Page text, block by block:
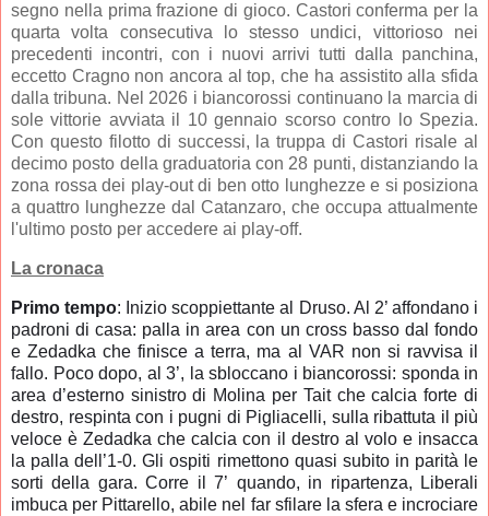
segno nella prima frazione di gioco. Castori conferma per la
quarta volta consecutiva lo stesso undici, vittorioso nei
precedenti incontri, con i nuovi arrivi tutti dalla panchina,
eccetto Cragno non ancora al top, che ha assistito alla sfida
dalla tribuna. Nel 2026 i biancorossi continuano la marcia di
sole vittorie avviata il 10 gennaio scorso contro lo Spezia.
Con questo filotto di successi, la truppa di Castori risale al
decimo posto della graduatoria con 28 punti, distanziando la
zona rossa dei play-out di ben otto lunghezze e si posiziona
a quattro lunghezze dal Catanzaro, che occupa attualmente
l'ultimo posto per accedere ai play-off.
La cronaca
Primo tempo: Inizio scoppiettante al Druso. Al 2’ affondano i
padroni di casa: palla in area con un cross basso dal fondo
e Zedadka che finisce a terra, ma al VAR non si ravvisa il
fallo. Poco dopo, al 3’, la sbloccano i biancorossi: sponda in
area d’esterno sinistro di Molina per Tait che calcia forte di
destro, respinta con i pugni di Pigliacelli, sulla ribattuta il più
veloce èZedadka che calcia con il destro al volo e insacca
la palla dell’1-0. Gli ospiti rimettono quasi subito in parità le
sorti della gara. Corre il 7’ quando, in ripartenza, Liberali
imbuca per Pittarello, abile nel far sfilare la sfera e incrociare